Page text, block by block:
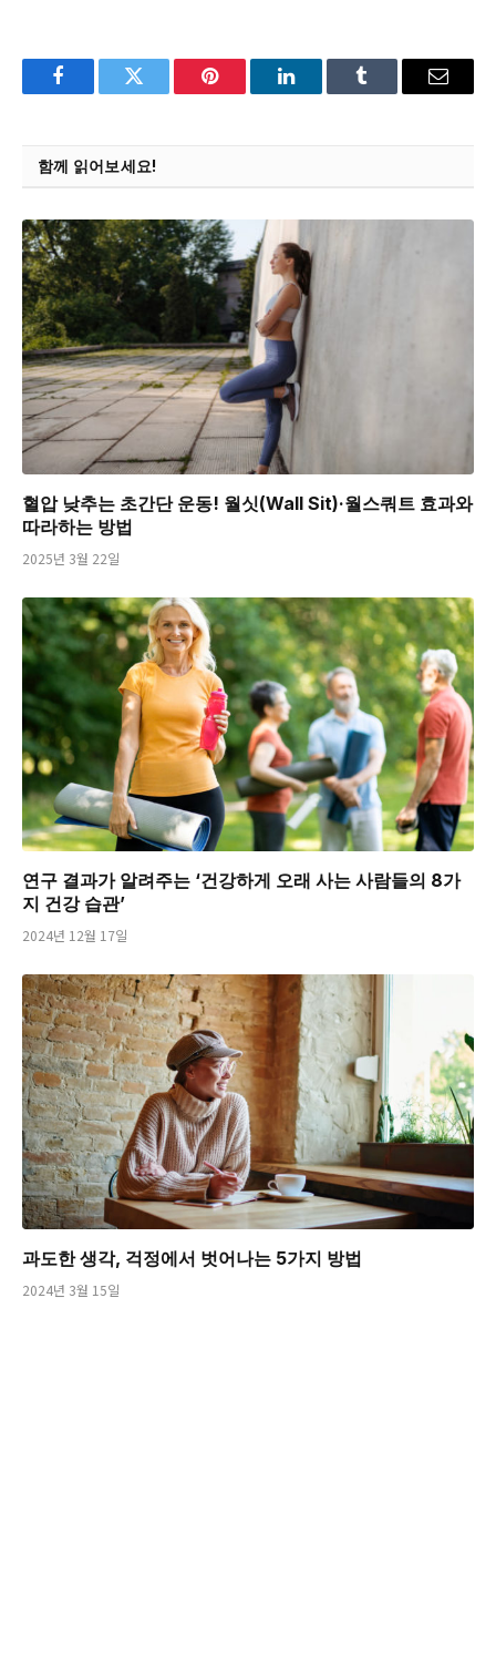
FacebookTwitter Pinterest LinkedInTumblr Email
함께 읽어보세요!
혈압 낮추는 초간단 운동! 월싯(Wall Sit)·월스쿼트 효과와
따라하는 방법
2025년 3월 22일
연구 결과가 알려주는 ‘건강하게 오래 사는 사람들의 8가
지 건강 습관’
2024년 12월 17일
과도한 생각, 걱정에서 벗어나는 5가지 방법
2024년 3월 15일